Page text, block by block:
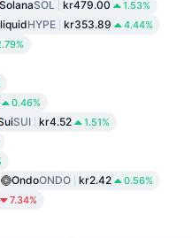
SolanaSOL kr479.00 1.53%
HYPE kr353.89 4.44%
0.46%
SUI kr4.52 1.51%
OndoONDO kr2.42 0.56%
7.34%